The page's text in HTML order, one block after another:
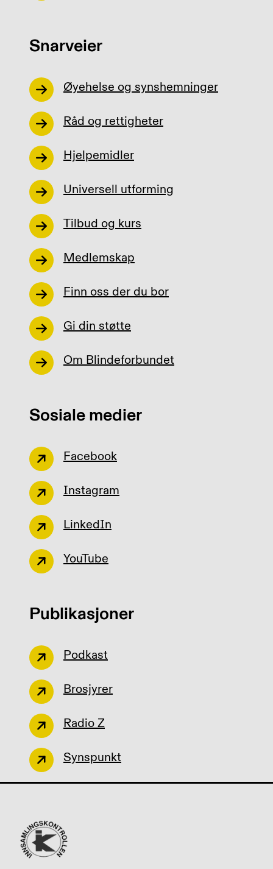
Snarveier
Øyehelse og synshemninger
Råd og rettigheter
Hjelpemidler
Universell utforming
Tilbud og kurs
Medlemskap
Finn oss der du bor
Gi din støtte
Om Blindeforbundet
Sosiale medier
Facebook
Instagram
LinkedIn
YouTube
Publikasjoner
Podkast
Brosjyrer
Radio Z
Synspunkt